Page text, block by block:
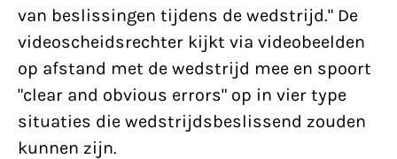
van beslissingen tijdens de wedstrijd." De
videoscheidsrechter kijkt via videobeelden
op afstand met de wedstrijd mee en spoort
"clear and obvious errors" op in vier type
situaties die wedstrijdsbeslissend zouden
kunnen zijn.